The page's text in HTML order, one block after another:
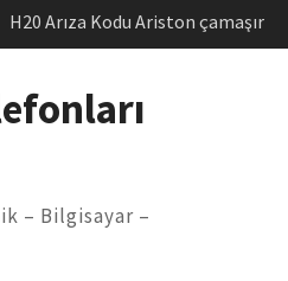
H20 Arıza Kodu Ariston çamaşır
makinesi Sorunu
Arçelik buzdolabı F5 Hatası Çözüm
Ferroli klima E3 Arızası Çözümü
– Bilgisayar –